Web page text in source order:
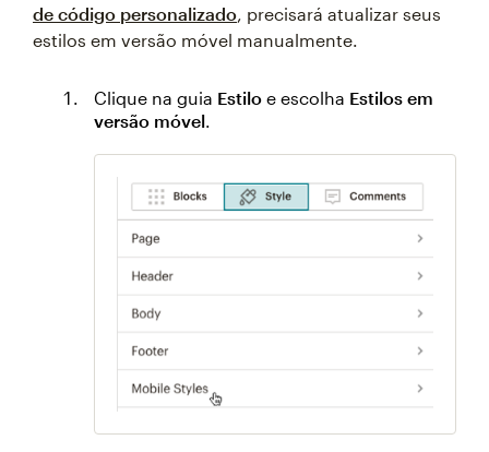
de código personalizado, precisará atualizar seus
estilos em versão móvel manualmente.
Clique na guia Estilo e escolha Estilos em
versão móvel.